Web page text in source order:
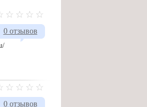
0 отзывов
0 отзывов